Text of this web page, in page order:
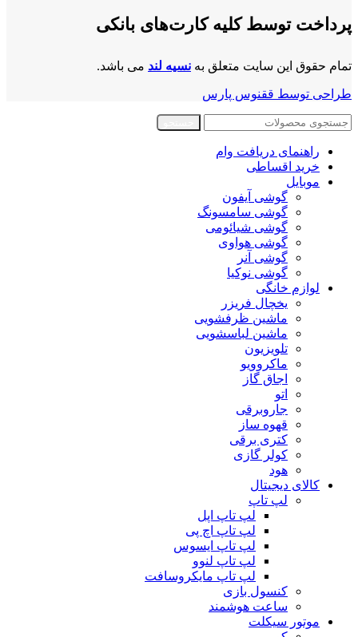
پرداخت توسط کلیه کارت‌های بانکی
تمام حقوق این سایت متعلق به نسیه لند می باشد.
طراحی توسط ققنوس پارس
راهنمای دریافت وام
خرید اقساطی
موبایل
گوشی آیفون
گوشی سامسونگ
گوشی شیائومی
گوشی هواوی
گوشی آنر
گوشی نوکیا
لوازم خانگی
یخچال فریزر
ماشین ظرفشویی
ماشین لباسشویی
تلویزیون
ماکروویو
اجاق گاز
اتو
جاروبرقی
قهوه ساز
کتری برقی
کولر گازی
هود
کالای دیجیتال
لپ تاپ
لپ تاپ اپل
لپ تاپ اچ پی
لپ تاپ ایسوس
لپ تاپ لنوو
لپ تاپ مایکروسافت
کنسول بازی
ساعت هوشمند
موتور سیکلت